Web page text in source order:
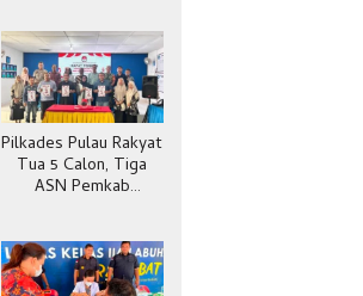
Pilkades Pulau Rakyat
Tua 5 Calon, Tiga
ASN Pemkab